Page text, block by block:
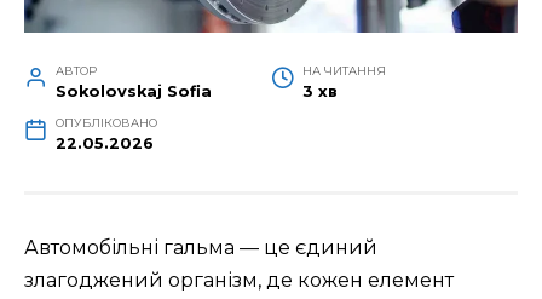
АВТОР
Sokolovskaj Sofia
НА ЧИТАННЯ
3 хв
ОПУБЛІКОВАНО
22.05.2026
Автомобільні гальма — це єдиний
злагоджений організм, де кожен елемент